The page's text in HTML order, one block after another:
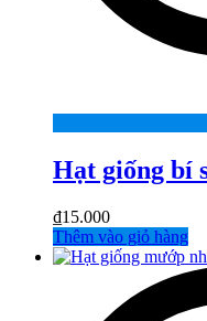
Hạt giống bí
₫15.000
Thêm vào giỏ hàng